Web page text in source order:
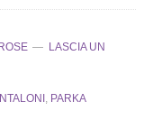
LASCIA UN
, PARKA